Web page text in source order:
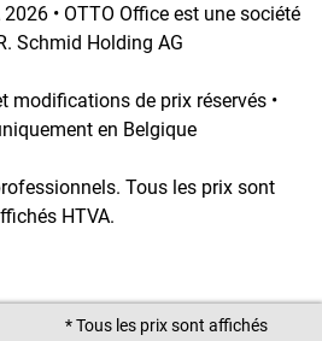
• OTTO Office est une société
Schmid Holding AG
modifications de prix réservés •
en Belgique
Tous les prix sont
HTVA.
professionnel
* Tous les prix sont affichés